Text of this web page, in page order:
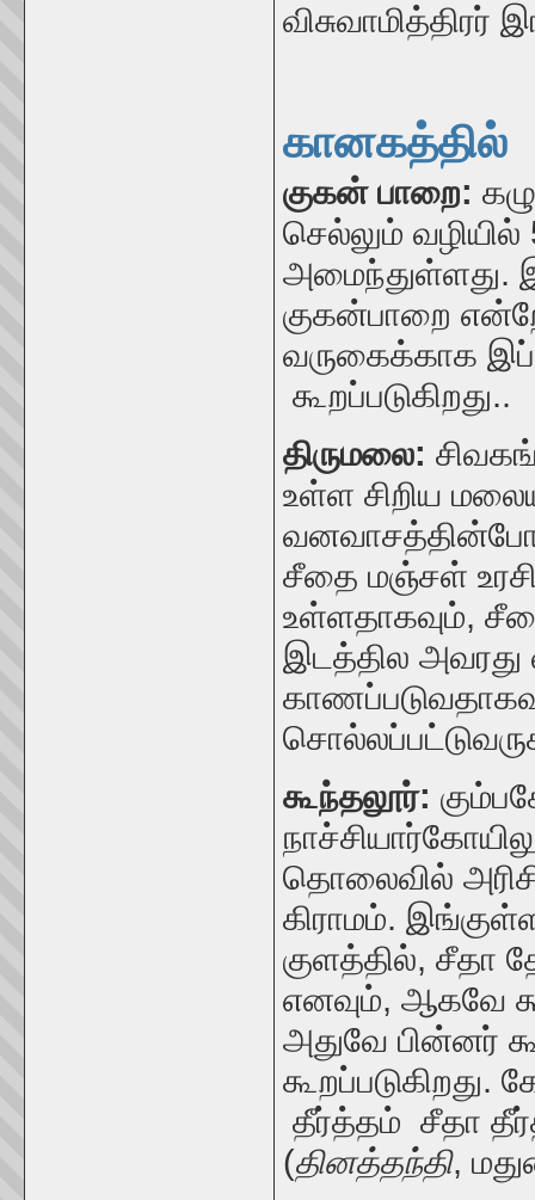
விசுவாமித்திரர்
கானகத்தில்
குகன் பாறை:
செல்லும்
அமைந்துள்ளது.
குகன்பாறை
வருகைக்காக
கூறப்படுகிறது..
திருமலை:
உள்ள சிறிய
சீதை மஞ்சள்
உள்ளதாகவும்,
இடத்தில அவரது
கூந்தலூர்:
தொலைவில்
கிராமம்.
குளத்தில், சீதா
எனவும், ஆகவே
அதுவே பின்னர்
கூறப்படுகிறது.
தீர்த்தம் சீதா
(தினத்தந்தி,